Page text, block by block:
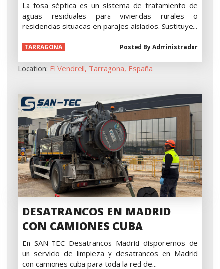
La fosa séptica es un sistema de tratamiento de
aguas residuales para viviendas rurales o
residencias situadas en parajes aislados. Sustituye...
TARRAGONA Posted ByAdministrador
Location: El Vendrell, Tarragona, España
DESATRANCOS EN MADRID
CON CAMIONES CUBA
En SAN-TEC Desatrancos Madrid disponemos de
un servicio de limpieza y desatrancos en Madrid
con camiones cuba para toda la red de...